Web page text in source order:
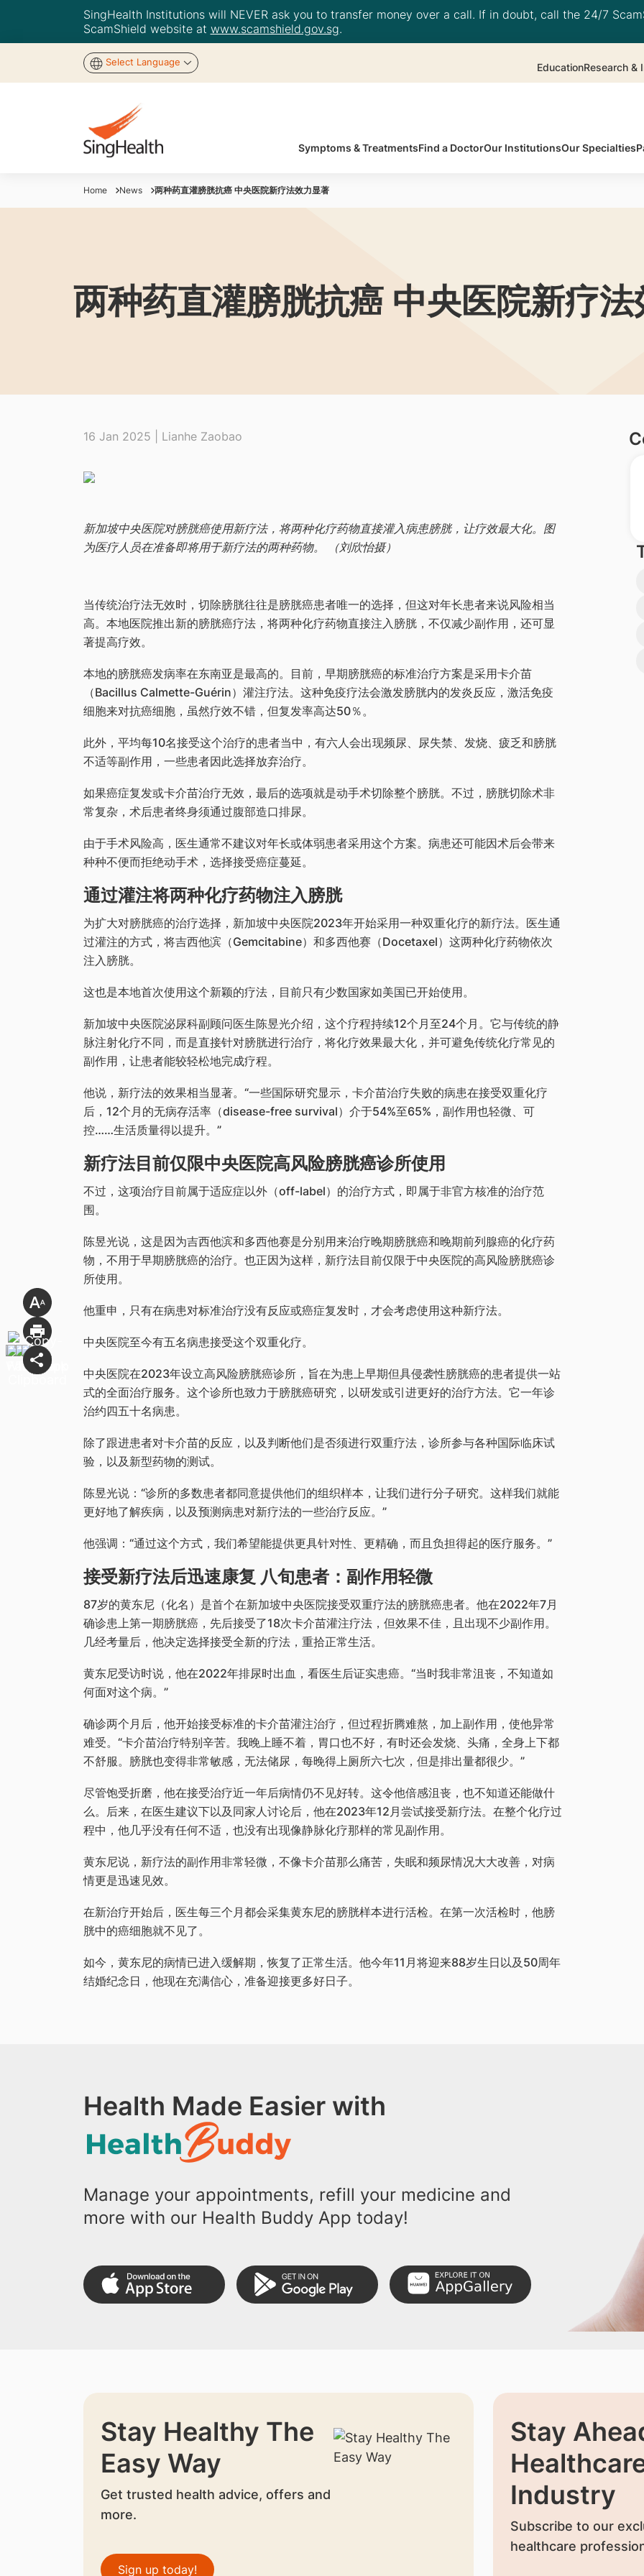
SingHealth Institutions will NEVER ask you to transfer money over a call. If in doubt, call the 24/7
ScamShield website at www.scamshield.gov.sg.
Select Language EducationResearch &
Symptoms & TreatmentsFind a DoctorOur InstitutionsOur Specialties
Home News 两种药直灌膀胱抗癌 中央医院新疗法效力显著
两种药直灌膀胱抗癌 中央医院新疗
16 Jan 2025 | Lianhe Zaobao
新加坡中央医院对膀胱癌使用新疗法，将两种化疗药物直接灌入病患膀胱，让疗效最大化。图
为医疗人员在准备即将用于新疗法的两种药物。 （刘欣怡摄）
当传统治疗法无效时，切除膀胱往往是膀胱癌患者唯一的选择，但这对年长患者来说风险相当
高。本地医院推出新的膀胱癌疗法，将两种化疗药物直接注入膀胱，不仅减少副作用，还可显
著提高疗效。
本地的膀胱癌发病率在东南亚是最高的。目前，早期膀胱癌的标准治疗方案是采用卡介苗
（Bacillus Calmette-Guérin）灌注疗法。这种免疫疗法会激发膀胱内的发炎反应，激活免疫
细胞来对抗癌细胞，虽然疗效不错，但复发率高达50％。
此外，平均每10名接受这个治疗的患者当中，有六人会出现频尿、尿失禁、发烧、疲乏和膀胱
不适等副作用，一些患者因此选择放弃治疗。
如果癌症复发或卡介苗治疗无效，最后的选项就是动手术切除整个膀胱。不过，膀胱切除术非
常复杂，术后患者终身须通过腹部造口排尿。
由于手术风险高，医生通常不建议对年长或体弱患者采用这个方案。病患还可能因术后会带来
种种不便而拒绝动手术，选择接受癌症蔓延。
通过灌注将两种化疗药物注入膀胱
为扩大对膀胱癌的治疗选择，新加坡中央医院2023年开始采用一种双重化疗的新疗法。医生通
过灌注的方式，将吉西他滨（Gemcitabine）和多西他赛（Docetaxel）这两种化疗药物依次
注入膀胱。
这也是本地首次使用这个新颖的疗法，目前只有少数国家如美国已开始使用。
新加坡中央医院泌尿科副顾问医生陈昱光介绍，这个疗程持续12个月至24个月。它与传统的静
脉注射化疗不同，而是直接针对膀胱进行治疗，将化疗效果最大化，并可避免传统化疗常见的
副作用，让患者能较轻松地完成疗程。
他说，新疗法的效果相当显著。“一些国际研究显示，卡介苗治疗失败的病患在接受双重化疗
后，12个月的无病存活率（disease-free survival）介于54%至65%，副作用也轻微、可
控……生活质量得以提升。”
新疗法目前仅限中央医院高风险膀胱癌诊所使用
不过，这项治疗目前属于适应症以外（off-label）的治疗方式，即属于非官方核准的治疗范
围。
陈昱光说，这是因为吉西他滨和多西他赛是分别用来治疗晚期膀胱癌和晚期前列腺癌的化疗药
物，不用于早期膀胱癌的治疗。也正因为这样，新疗法目前仅限于中央医院的高风险膀胱癌诊
所使用。
他重申，只有在病患对标准治疗没有反应或癌症复发时，才会考虑使用这种新疗法。
中央医院至今有五名病患接受这个双重化疗。
中央医院在2023年设立高风险膀胱癌诊所，旨在为患上早期但具侵袭性膀胱癌的患者提供一站
式的全面治疗服务。这个诊所也致力于膀胱癌研究，以研发或引进更好的治疗方法。它一年诊
治约四五十名病患。
除了跟进患者对卡介苗的反应，以及判断他们是否须进行双重疗法，诊所参与各种国际临床试
验，以及新型药物的测试。
陈昱光说：“诊所的多数患者都同意提供他们的组织样本，让我们进行分子研究。这样我们就能
更好地了解疾病，以及预测病患对新疗法的一些治疗反应。”
他强调：“通过这个方式，我们希望能提供更具针对性、更精确，而且负担得起的医疗服务。”
接受新疗法后迅速康复 八旬患者：副作用轻微
87岁的黄东尼（化名）是首个在新加坡中央医院接受双重疗法的膀胱癌患者。他在2022年7月
确诊患上第一期膀胱癌，先后接受了18次卡介苗灌注疗法，但效果不佳，且出现不少副作用。
几经考量后，他决定选择接受全新的疗法，重拾正常生活。
黄东尼受访时说，他在2022年排尿时出血，看医生后证实患癌。“当时我非常沮丧，不知道如
何面对这个病。”
确诊两个月后，他开始接受标准的卡介苗灌注治疗，但过程折腾难熬，加上副作用，使他异常
难受。“卡介苗治疗特别辛苦。我晚上睡不着，胃口也不好，有时还会发烧、头痛，全身上下都
不舒服。膀胱也变得非常敏感，无法储尿，每晚得上厕所六七次，但是排出量都很少。”
尽管饱受折磨，他在接受治疗近一年后病情仍不见好转。这令他倍感沮丧，也不知道还能做什
么。后来，在医生建议下以及同家人讨论后，他在2023年12月尝试接受新疗法。在整个化疗过
程中，他几乎没有任何不适，也没有出现像静脉化疗那样的常见副作用。
黄东尼说，新疗法的副作用非常轻微，不像卡介苗那么痛苦，失眠和频尿情况大大改善，对病
情更是迅速见效。
在新治疗开始后，医生每三个月都会采集黄东尼的膀胱样本进行活检。在第一次活检时，他膀
胱中的癌细胞就不见了。
如今，黄东尼的病情已进入缓解期，恢复了正常生活。他今年11月将迎来88岁生日以及50周年
结婚纪念日，他现在充满信心，准备迎接更多好日子。
Health Made Easier with
Manage your appointments, refill your medicine and
more with our Health Buddy App today!
Stay Healthy The
Easy Way
Get trusted health advice, offers and
more.
Sign up today!
Stay
Industry
Subscribe to our
healthcare